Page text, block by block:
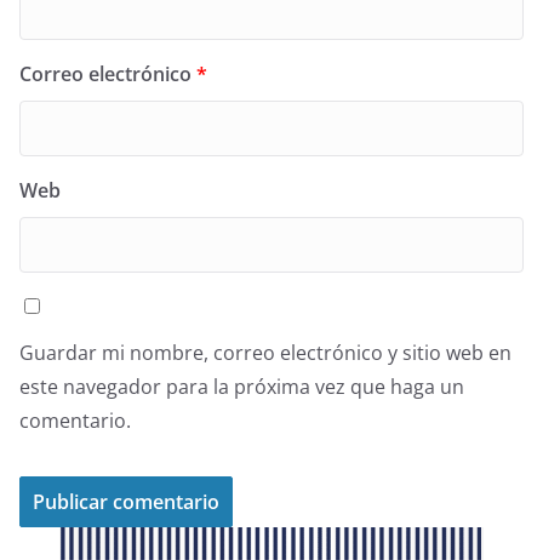
Correo electrónico *
Web
Guardar mi nombre, correo electrónico y sitio web en
este navegador para la próxima vez que haga un
comentario.